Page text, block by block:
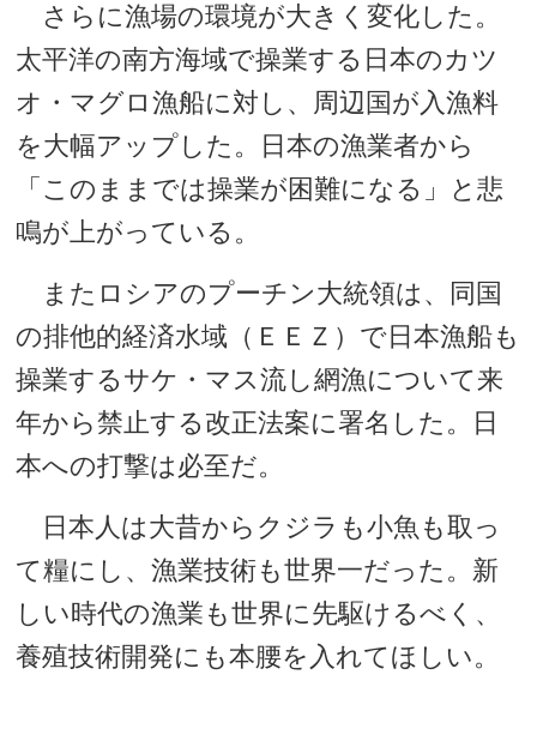
さらに漁場の環境が大きく変化した。
太平洋の南方海域で操業する日本のカツ
オ・マグロ漁船に対し、周辺国が入漁料
を大幅アップした。日本の漁業者から
「このままでは操業が困難になる」と悲
鳴が上がっている。
またロシアのプーチン大統領は、同国
の排他的経済水域（ＥＥＺ）で日本漁船も
操業するサケ・マス流し網漁について来
年から禁止する改正法案に署名した。日
本への打撃は必至だ。
日本人は大昔からクジラも小魚も取っ
て糧にし、漁業技術も世界一だった。新
しい時代の漁業も世界に先駆けるべく、
養殖技術開発にも本腰を入れてほしい。